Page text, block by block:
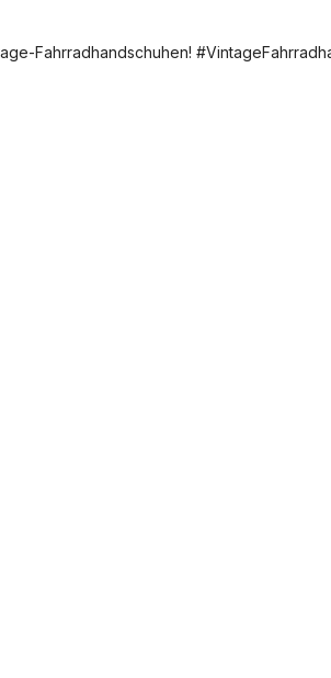
Fahrradhandschuhen!